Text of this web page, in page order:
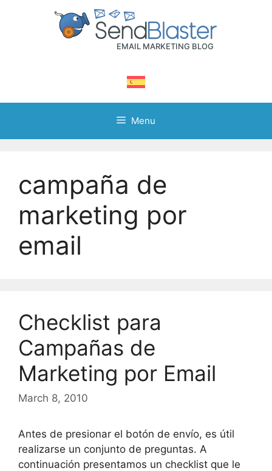
Menu
campaña de
marketing por
email
Checklist para
Campañas de
Marketing por Email
March 8, 2010
Antes de presionar el botón de envío, es útil
realizarse un conjunto de preguntas. A
continuación presentamos un checklist que le